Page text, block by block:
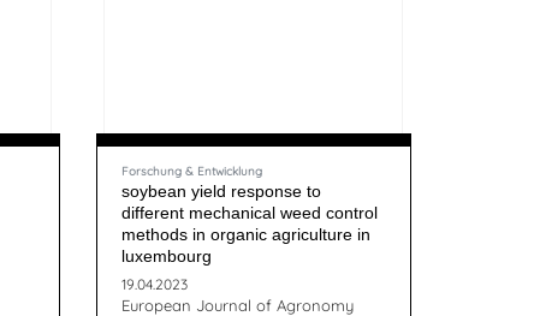
Forschung & Entwicklung
soybean yield response to
different mechanical weed control
methods in organic agriculture in
luxembourg
19.04.2023
European Journal of Agronomy